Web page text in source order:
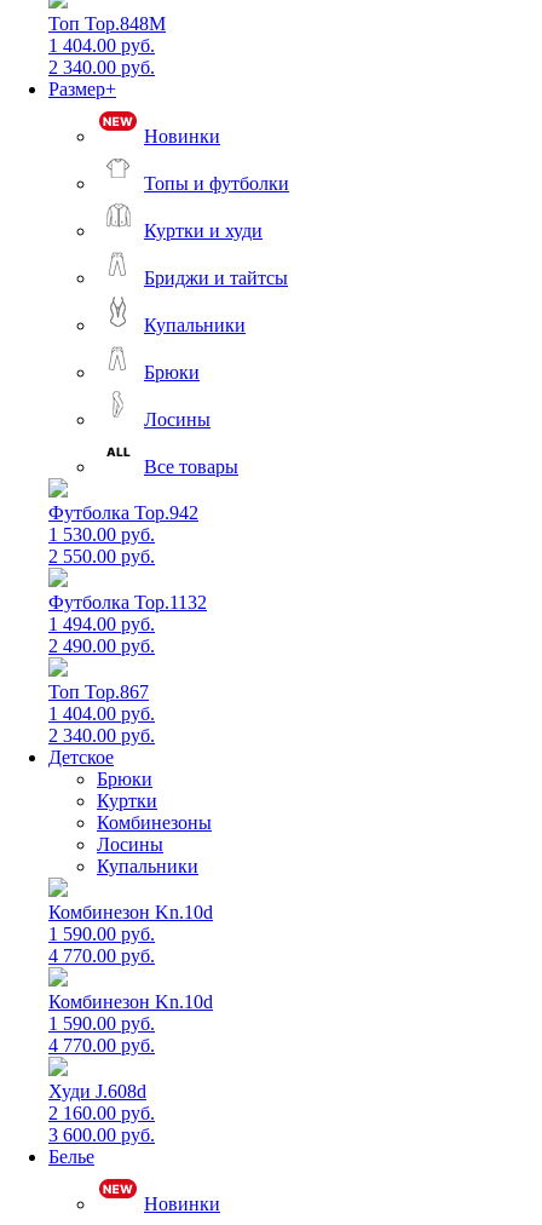
Топ Top.848M
1 404.00 руб.
2 340.00 руб.
Размер+
Новинки
Топы и футболки
Куртки и худи
Бриджи и тайтсы
Купальники
Брюки
Лосины
Все товары
Футболка Top.942
1 530.00 руб.
2 550.00 руб.
Футболка Top.1132
1 494.00 руб.
2 490.00 руб.
Топ Top.867
1 404.00 руб.
2 340.00 руб.
Детское
Брюки
Куртки
Комбинезоны
Лосины
Купальники
Комбинезон Kn.10d
1 590.00 руб.
4 770.00 руб.
Комбинезон Kn.10d
1 590.00 руб.
4 770.00 руб.
Худи J.608d
2 160.00 руб.
3 600.00 руб.
Белье
Новинки